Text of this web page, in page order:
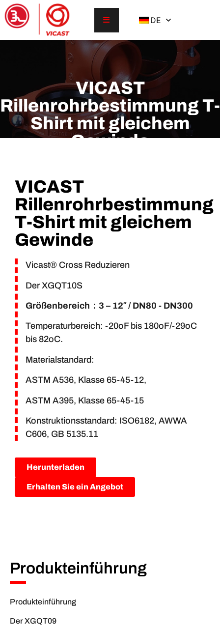
DE
VICAST
Rillenrohrbestimmung T-
Shirt mit gleichem
Gewinde
VICAST
Rillenrohrbestimmung
T-Shirt mit gleichem
Gewinde
Vicast® Cross Reduzieren
Der XGQT10S
Größenbereich ：3 – 12″ / DN80 - DN300
Temperaturbereich: -20oF bis 180oF/-29oC
bis 82oC.
Materialstandard:
ASTM A536, Klasse 65-45-12,
ASTM A395, Klasse 65-45-15
Konstruktionsstandard: ISO6182, AWWA
C606, GB 5135.11
Herunterladen
Erhalten Sie ein Angebot
Produkteinführung
Produkteinführung
Der XGQT09